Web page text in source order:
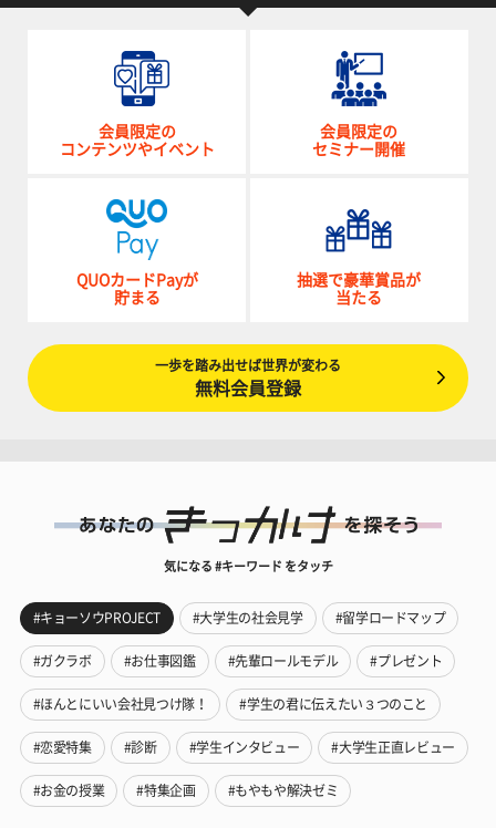
会員限定の
コンテンツやイベント
会員限定の
セミナー開催
QUOカードPayが
貯まる
抽選で豪華賞品が
当たる
一歩を踏み出せば世界が変わる
無料会員登録
気になる #キーワード をタッチ
#キョーソウPROJECT #大学生の社会見学 #留学ロードマップ
#ガクラボ #お仕事図鑑 #先輩ロールモデル #プレゼント
#ほんとにいい会社見つけ隊！ #学生の君に伝えたい３つのこと
#恋愛特集 #診断 #学生インタビュー #大学生正直レビュー
#お金の授業 #特集企画 #もやもや解決ゼミ